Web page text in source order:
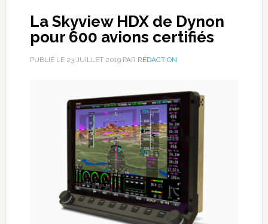
La Skyview HDX de Dynon
pour 600 avions certifiés
PUBLIÉ LE 23 JUILLET 2019PAR RÉDACTION